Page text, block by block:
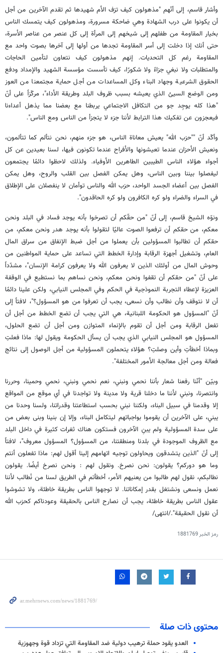
وأشار قاسم، إلى أنّهم "مذهولون كيف تزف الأم شهيدها ثم تقدم الآخرين من أجل
أن يكونوا على درب الشهادة وهي ضاحكة مسرورة، ومذهولون كيف يتمسك الناس
بخيار المقاومة من طفلهم إلى شيخهم إلى المرأة إلى كل عنصر من عناصر الأسرة،
حتى أنك إذا دخلت إلى أسر المقاومة تجدها من أولها إلى آخرها بصوت واحد مع
المقاومة رغم كل التحديات. إنهم مذهولون كيف نتعاون لتأمين الحاجات
والمتطلبات ولا نبغي جزاءً ولا شكورًا، كيف تأسست مؤسسة الشهيد والإمداد ودفع
الحقوق الشرعية وجهاد البناء وكل المساعدات من أجل حماية مجتمعنا من العوز
ومن الوضع السيئ الذي يعيشه بسبب ظروف البلد وطريقة الأداء"، مركّزاً على أنّ
"هذا كله يوجِد جو من التكافل الاجتماعي يربطنا مع بعضنا مما يذهل أعداءنا
فيعجزون عن تفكيك هذا الترابط لأننا جزء لا يتجزأ من الناس ومع الناس".
وأكّد أنّ ""حزب الله" يعيش معاناة الناس، هو جزء منهم، نحن نتألم كما تتألمون،
ونعيش الأحزان عندما تعيشونها والأفراح عندما تكونون فيها، لسنا بعيدين عن كل
أجواء هؤلاء الناس الطيبين الطاهرين الأوفياء. ولذلك لاحظوا دائمًا يجتمعون
ليفصلوا بيننا وبين الناس، وهل يمكن الفصل بين القلب والروح، وهل يمكن
الفصل بين أعضاء الجسد الواحد، حزب الله والناس توأمان لا ينفصلان على الإطلاق
في السراء والضراء ولو كره الكافرون ولو كره الحاقدون".
ونوّه الشيخ قاسم، إلى أنّ "من حقّكم أن تصرخوا بأنه يوجد فساد في البلد ونحن
معكم، من حقكم أن ترفعوا الصوت عاليًا لتقولوا بأنه يوجد هدر ونحن معكم، من
حقكم أن تطالبوا المسؤولين بأن يعملوا من أجل ضبط الإنفاق من سراق المال
العام، وتشغيل أجهزة الرقابة وإدارة الخطط التي تساعد على حماية المواطنين من
وحوش المال من أولئك الذين لا يعرفون الله ولا يعرفون كرامة الإنسان"، مشدّداً
على أنّ "من حقكم أن تقفوا ونحن معكم، ونحن نساهم بما نستطيع في الوقفة
العزيزة لإعطاء التجربة النموذجية في الحكم وفي ​المجلس النيابي​، ولكن علينا دائمًا
أن لا نتوقف وأن نطالب وأن نسعى، يجب أن تعرفوا من هو المسؤول؟"، لافتاً إلى
أنّ "المسؤول هو ​الحكومة اللبنانية​، هي التي يجب أن تضع الخطط من أجل أن
تفعل الرقابة ومن أجل أن تقوم بالإنماء المتوازن ومن أجل أن تضع الحلول،
المسؤول هو المجلس النيابي الذي يجب أن يسأل الحكومة ويقول لها: ماذا فعلتِ
وبماذا أخطأتِ وأين وصلتِ؟ هؤلاء يتحملون المسؤولية من أجل الوصول إلى نتائج
فعالة ومن أجل معالجة الأمور المختلفة".
وبيّن "أنّنا رفعنا شعار بأننا نحمي ونبني، نعم نحمي ونبني، نحمي وحمينا، وحررنا
وانتصرنا، ونبني لأننا ما دخلنا قرية ولا مدينة ولا تواجدنا في أي موقع من المواقع
إلا وقدمنا في سبيل البناء، ولكننا نبني بحسب استطاعتنا وقدراتنا، ولسنا وحدنا من
يبني، على الآخرين أن يقوموا بواجباتهم ليتكامل البناء، وإلا إن بنينا وبنى بعض من
على سدة المسؤولية ولم يبنِ الآخرون فستكون هناك ثغرات كثيرة في داخل البلد
مع الظروف الموجودة في بلدنا ومنطقتنا، من المسؤول؟ المسؤول معروف"، لافتاً
إلى أنّ "الذين يتشدقون ويحاولون توجيه اتهامهم إلينا أقول لهم: ماذا تفعلون أنتم
وما هو دوركم؟ يقولون: نحن نصرخ. ونقول لهم : ونحن نصرخ أيضًا. يقولون
نطالبكم، نقول لهم طالبوا من يعنيهم الأمر، أخطأتم في الطريق لسنا من نُطالب لأننا
نعمل ونسعى ونشتغل بقدر إمكاناتنا. لا توجهوا الناس بطريقة خاطئة، ولا تشوشوا
عقول الناس بطريقة خاطئة، يجب أن نصارح الناس بالحقيقة وعودناكم كحزب الله
أن نقول الحقيقة"./انتهى/
رمز الخبر1881769
محتوى ذات صلة
العدو يقود حملة ترهيب دولية ضد المقاومة التي تزداد قوة وجهوزية